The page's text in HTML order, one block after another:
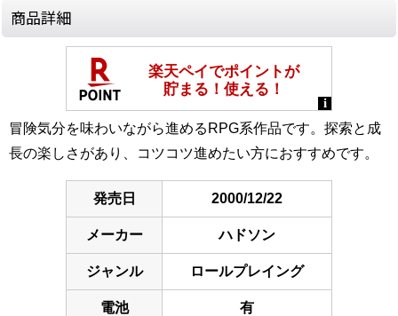
商品詳細
冒険気分を味わいながら進めるRPG系作品です。探索と成
長の楽しさがあり、コツコツ進めたい方におすすめです。
発売日 2000/12/22
メーカー ハドソン
ジャンル ロールプレイング
電池 有